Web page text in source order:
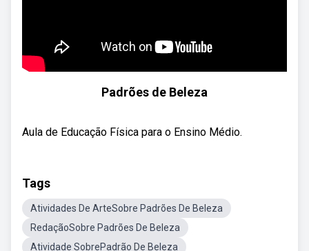
Padrões de Beleza
Aula de Educação Física para o Ensino Médio.
Tags
Atividades De ArteSobre Padrões De Beleza
RedaçãoSobre Padrões De Beleza
Atividade SobrePadrão De Beleza